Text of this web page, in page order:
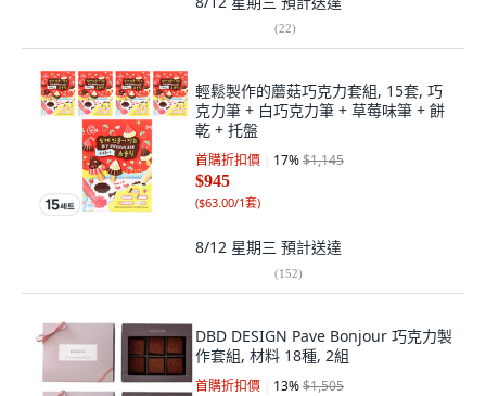
(22)
輕鬆製作的蘑菇巧克力套組, 15套, 巧
克力筆 + 白巧克力筆 + 草莓味筆 + 餅
乾 + 托盤
首購折扣價 17%$1,145
$945
($63.00/1套)
8/12 星期三 預計送達
(152)
DBD DESIGN Pave Bonjour 巧克力製
作套組, 材料 18種, 2組
首購折扣價 13%$1,505